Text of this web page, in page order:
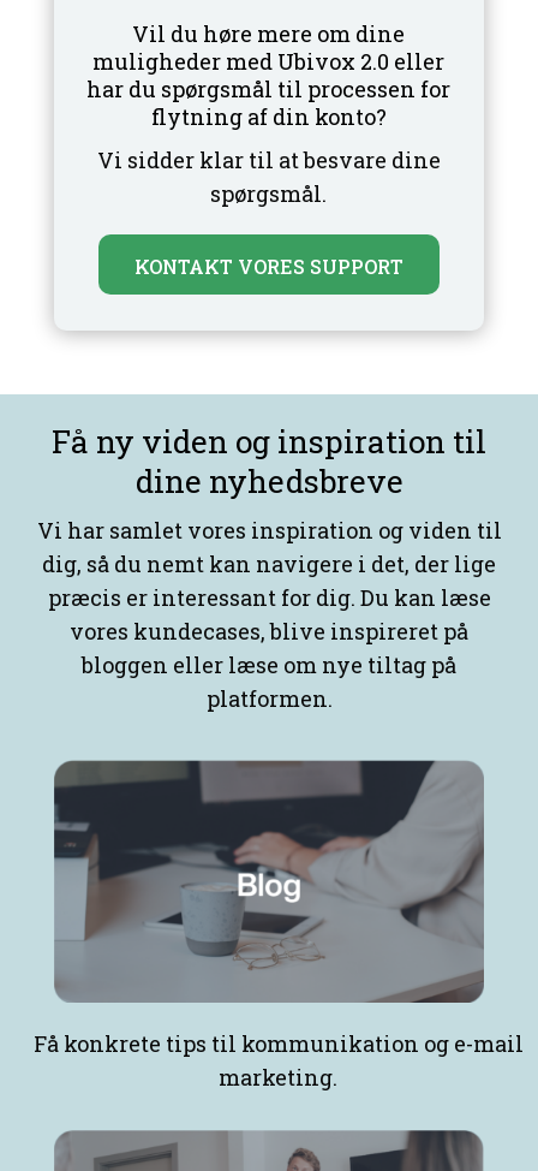
Vil du høre mere om dine
muligheder med Ubivox 2.0 eller
har du spørgsmål til processen for
flytning af din konto?
Vi sidder klar til at besvare dine
spørgsmål.
KONTAKT VORES SUPPORT
Få ny viden og inspiration til
dine nyhedsbreve
Vi har samlet vores inspiration og viden til
dig, så du nemt kan navigere i det, der lige
præcis er interessant for dig. Du kan læse
vores kundecases, blive inspireret på
bloggen eller læse om nye tiltag på
platformen.
Få konkrete tips til kommunikation og e-mail
marketing.